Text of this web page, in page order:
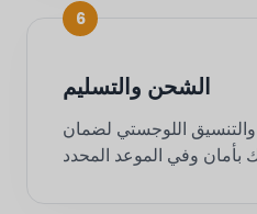
6
الشحن والتسليم
والتنسيق اللوجستي لضمان